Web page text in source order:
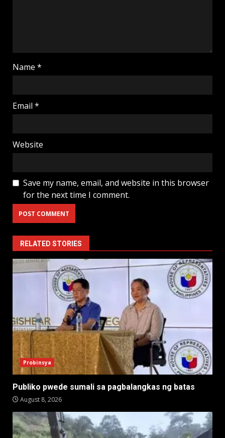
Name *
Email *
Website
Save my name, email, and website in this browser
for the next time I comment.
RELATED STORIES
Probinsya
Publiko pwede sumali sa pagbalangkas ng batas
August 8, 2026